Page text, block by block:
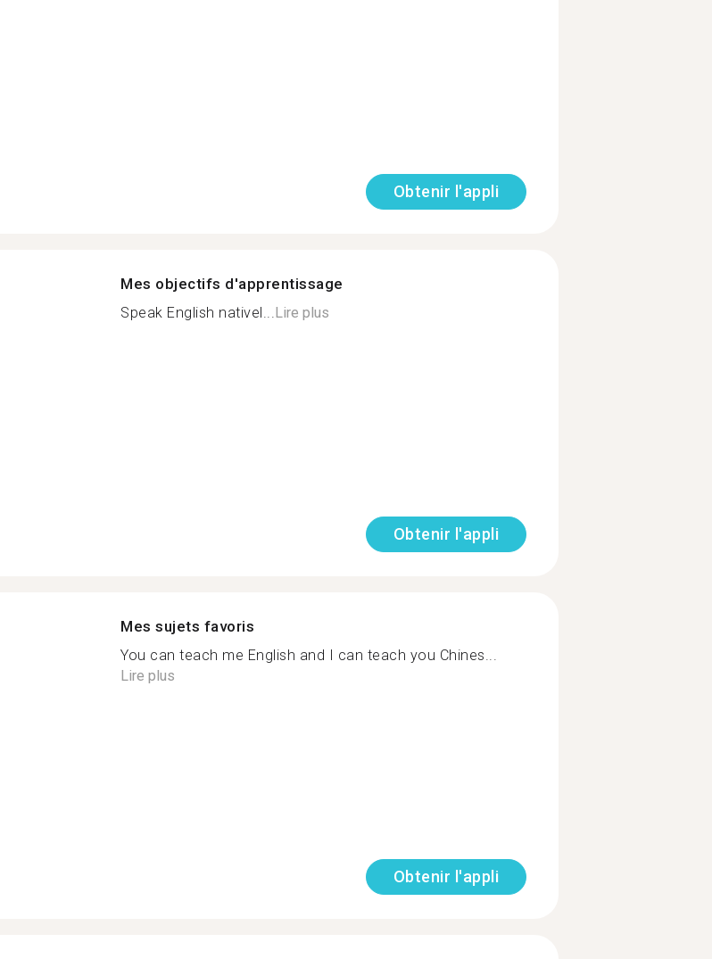
Obtenir l'appli
Mes objectifs d'apprentissage
Speak English nativel...Lire plus
Obtenir l'appli
Mes sujets favoris
You can teach me English and I can teach you Chines...
Lire plus
Obtenir l'appli